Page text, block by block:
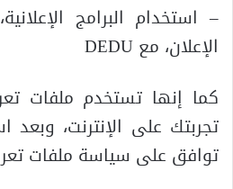
– استخدام البرامج
الإعلان، مع DEDU
كما إنها تستخدم ملفات
تجربتك على الإنترنت، وبعد
توافق على سياسة ملفات